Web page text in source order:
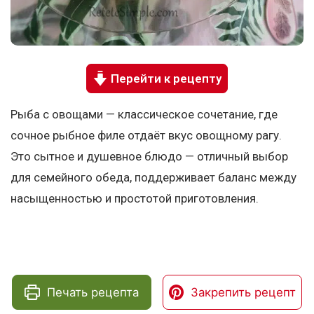
Перейти к рецепту
Рыба с овощами — классическое сочетание, где
сочное рыбное филе отдаёт вкус овощному рагу.
Это сытное и душевное блюдо — отличный выбор
для семейного обеда, поддерживает баланс между
насыщенностью и простотой приготовления.
Печать рецепта Закрепить рецепт